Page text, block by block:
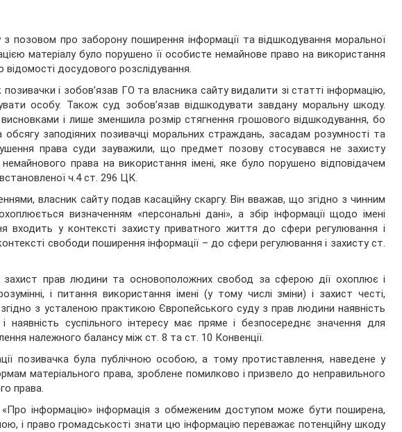
позовом про заборону поширення інформації та відшкодування моральної
матеріалу було порушено її особисте немайнове право на використання
відомості досудового розслідування.
позивачки і зобов’язав ГО та власника сайту видалити зі статті інформацію,
особу. Також суд зобов’язав відшкодувати завдану моральну шкоду.
і лише зменшила розмір стягнення грошового відшкодування, бо
обсягу заподіяних позивачці моральних страждань, засадам розумності та
права суди зауважили, що предмет позову стосувався не захисту
права на використання імені, яке було порушено відповідачем
ч.4 ст. 296 ЦК.
власник сайту подав касаційну скаргу. Він вважав, що згідно з чинним
визначенням «персональні дані», а збір інформації щодо імені
входить у контексті захисту приватного життя до сфери регулювання і
свободи поширення інформації – до сфери регулювання і захисту ст.
захист прав людини та основоположних свобод за сферою дії охоплює і
і питання використання імені (у тому числі зміни) і захист честі,
згідно з усталеною практикою Європейського суду з прав людини наявність
і наявність суспільного інтересу має пряме і безпосереднє значення для
належного балансу між ст. 8 та ст. 10 Конвенції.
позивачка була публічною особою, а тому протиставлення, наведене у
матеріального права, зроблене помилково і призвело до неправильного
права.
інформацію» інформація з обмеженим доступом може бути поширена,
і право громадськості знати цю інформацію переважає потенційну шкоду